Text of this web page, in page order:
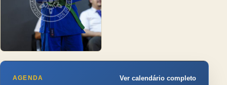
AGENDA Ver calendário completo